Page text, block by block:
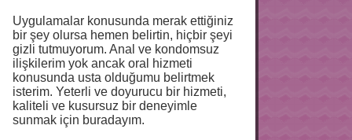
Uygulamalar konusunda merak ettiğiniz
bir şey olursa hemen belirtin, hiçbir şeyi
gizli tutmuyorum. Anal ve kondomsuz
ilişkilerim yok ancak oral hizmeti
konusunda usta olduğumu belirtmek
isterim. Yeterli ve doyurucu bir hizmeti,
kaliteli ve kusursuz bir deneyimle
sunmak için buradayım.